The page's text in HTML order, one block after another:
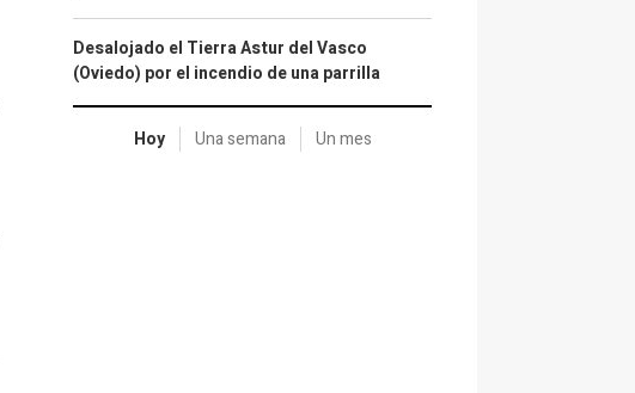
Desalojado el Tierra Astur del Vasco
(Oviedo) por el incendio de una parrilla
Hoy Una semana Un mes